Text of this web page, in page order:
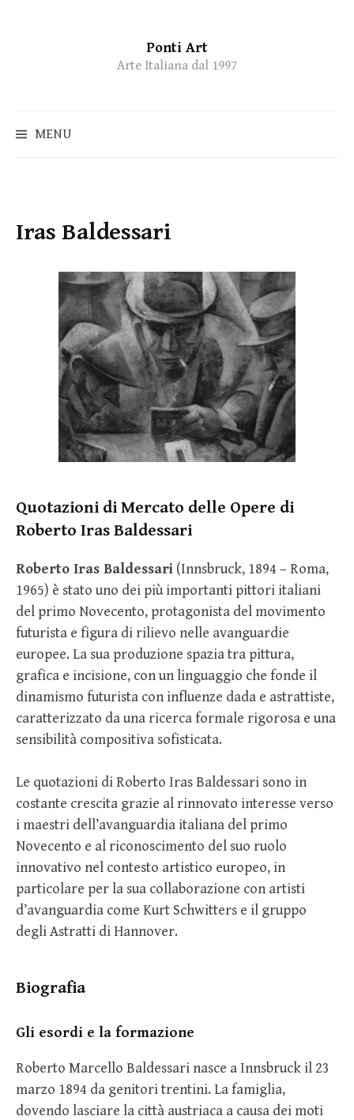
Ponti Art
Arte Italiana dal 1997
MENU
Iras Baldessari
Quotazioni di Mercato delle Opere di
Roberto Iras Baldessari
Roberto Iras Baldessari (Innsbruck, 1894 – Roma,
1965) è stato uno dei più importanti pittori italiani
del primo Novecento, protagonista del movimento
futurista e figura di rilievo nelle avanguardie
europee. La sua produzione spazia tra pittura,
grafica e incisione, con un linguaggio che fonde il
dinamismo futurista con influenze dada e astrattiste,
caratterizzato da una ricerca formale rigorosa e una
sensibilità compositiva sofisticata.
Le quotazioni di Roberto Iras Baldessari sono in
costante crescita grazie al rinnovato interesse verso
i maestri dell’avanguardia italiana del primo
Novecento e al riconoscimento del suo ruolo
innovativo nel contesto artistico europeo, in
particolare per la sua collaborazione con artisti
d’avanguardia come Kurt Schwitters e il gruppo
degli Astratti di Hannover.
Biografia
Gli esordi e la formazione
Roberto Marcello Baldessari nasce a Innsbruck il 23
marzo 1894 da genitori trentini. La famiglia,
dovendo lasciare la città austriaca a causa dei moti